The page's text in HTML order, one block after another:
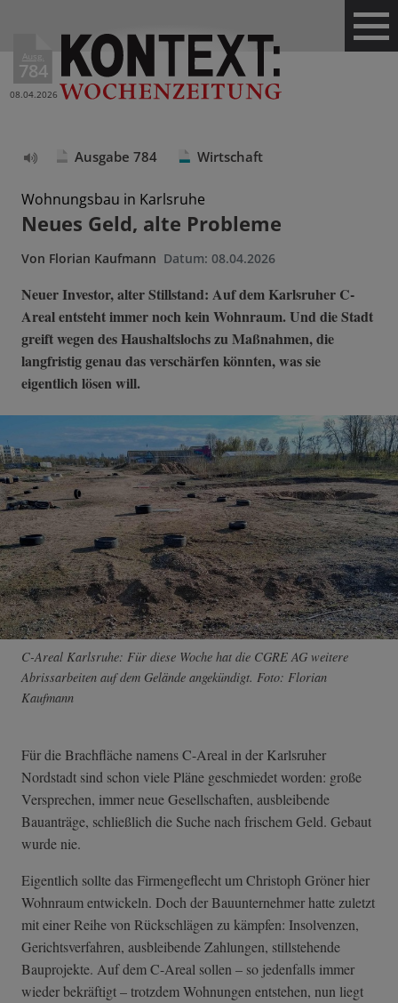
Ausg.
784
08.04.2026
vorlesen
Ausgabe 784 Wirtschaft
Wohnungsbau in Karlsruhe
Neues Geld, alte Probleme
Von Florian Kaufmann Datum: 08.04.2026
Neuer Investor, alter Stillstand: Auf dem Karlsruher C-
Areal entsteht immer noch kein Wohnraum. Und die Stadt
greift wegen des Haushaltslochs zu Maßnahmen, die
langfristig genau das verschärfen könnten, was sie
eigentlich lösen will.
C-Areal Karlsruhe: Für diese Woche hat die CGRE AG weitere
Abrissarbeiten auf dem Gelände angekündigt. Foto: Florian
Kaufmann
Für die Brachfläche namens C-Areal in der Karlsruher
Nordstadt sind schon viele Pläne geschmiedet worden: große
Versprechen, immer neue Gesellschaften, ausbleibende
Bauanträge, schließlich die Suche nach frischem Geld. Gebaut
wurde nie.
Eigentlich sollte das Firmengeflecht um Christoph Gröner hier
Wohnraum entwickeln. Doch der Bauunternehmer hatte zuletzt
mit einer Reihe von Rückschlägen zu kämpfen: Insolvenzen,
Gerichtsverfahren, ausbleibende Zahlungen, stillstehende
Bauprojekte. Auf dem C-Areal sollen – so jedenfalls immer
wieder bekräftigt – trotzdem Wohnungen entstehen, nun liegt